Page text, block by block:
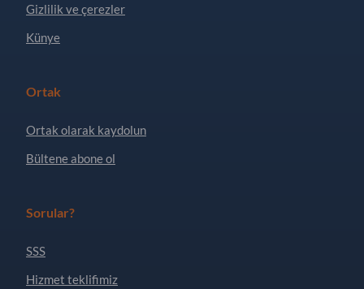
Gizlilik ve çerezler
Künye
Ortak
Ortak olarak kaydolun
Bültene abone ol
Sorular?
SSS
Hizmet teklifimiz